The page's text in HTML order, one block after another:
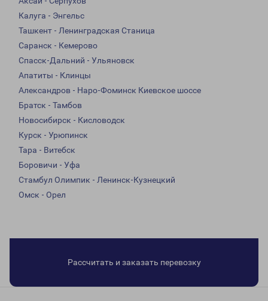
Калуга - Энгельс
Ташкент - Ленинградская Станица
Саранск - Кемерово
Спасск-Дальний - Ульяновск
Апатиты - Клинцы
Александров - Наро-Фоминск Киевское шоссе
Братск - Тамбов
Новосибирск - Кисловодск
Курск - Урюпинск
Тара - Витебск
Боровичи - Уфа
Стамбул Олимпик - Ленинск-Кузнецкий
Омск - Орел
Рассчитать и заказать перевозку